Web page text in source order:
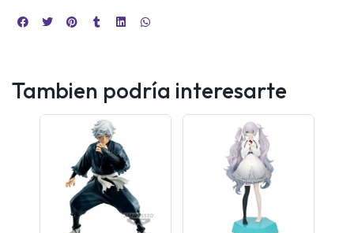
Tambien podría interesarte